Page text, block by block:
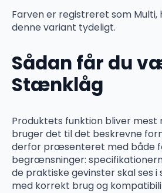
Farven er registreret som
denne variant tydeligt.
Sådan får du
Stænklåg
Produktets funktion bliver mest
bruger det til det beskrevne
derfor præsenteret med både
begrænsninger:
de praktiske gevinster skal ses
med korrekt brug og